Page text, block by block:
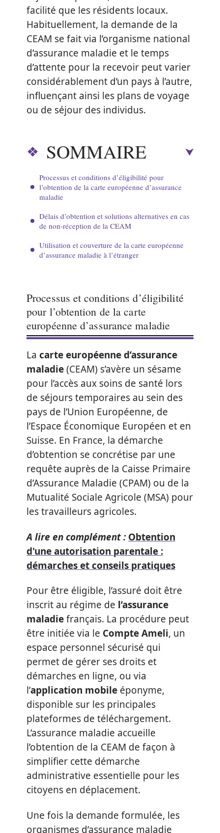
facilité que les résidents locaux.
Habituellement, la demande de la
CEAM se fait via l’organisme national
d’assurance maladie et le temps
d’attente pour la recevoir peut varier
considérablement d’un pays à l’autre,
influençant ainsi les plans de voyage
ou de séjour des individus.
SOMMAIRE
Processus et conditions d’éligibilité pour
l’obtention de la carte européenne d’assurance
maladie
Délais d’obtention et solutions alternatives en cas
de non-réception de la CEAM
Utilisation et couverture de la carte européenne
d’assurance maladie à l’étranger
Processus et conditions d’éligibilité
pour l’obtention de la carte
européenne d’assurance maladie
La carte européenne d’assurance
maladie(CEAM) s’avère un sésame
pour l’accès aux soins de santé lors
de séjours temporaires au sein des
pays de l’Union Européenne, de
l’Espace Économique Européen et en
Suisse. En France, la démarche
d’obtention se concrétise par une
requête auprès de la Caisse Primaire
d’Assurance Maladie (CPAM) ou de la
Mutualité Sociale Agricole (MSA) pour
les travailleurs agricoles.
A lire en complément : Obtention
d'une autorisation parentale :
démarches et conseils pratiques
Pour être éligible, l’assuré doit être
inscrit au régime de l’assurance
maladiefrançais. La procédure peut
être initiée via le Compte Ameli, un
espace personnel sécurisé qui
permet de gérer ses droits et
démarches en ligne, ou via
l’application mobile éponyme,
disponible sur les principales
plateformes de téléchargement.
L’assurance maladie accueille
l’obtention de la CEAM de façon à
simplifier cette démarche
administrative essentielle pour les
citoyens en déplacement.
Une fois la demande formulée, les
organismes d’assurance maladie